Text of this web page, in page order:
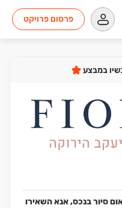
פרסום פרויקט
במבצע
סיור בנכס, אנא השאירו